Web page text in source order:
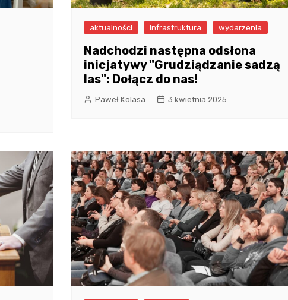
aktualności infrastruktura wydarzenia
Nadchodzi następna odsłona
inicjatywy "Grudziądzanie sadzą
las": Dołącz do nas!
Paweł Kolasa 3 kwietnia 2025